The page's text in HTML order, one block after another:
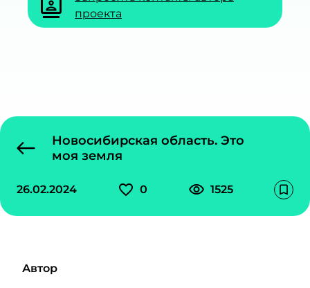
contacts
проекта
Новосибирская область. Это
моя земля
26.02.2024 favorite_outline 0 visibility 1525 bookmark_outline
Автор